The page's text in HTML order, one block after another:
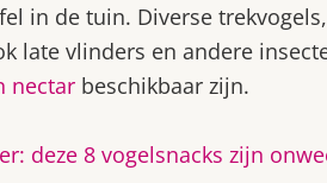
in de tuin. Diverse
late vlinders en andere
nectar beschikbaar zijn.
deze 8 vogelsnacks zijn